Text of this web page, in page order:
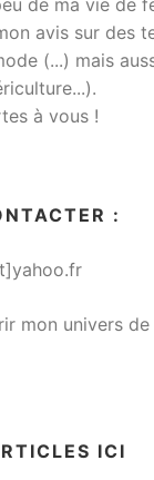
avis sur des
(...) mais
à vous !
:
mon univers de
ICI